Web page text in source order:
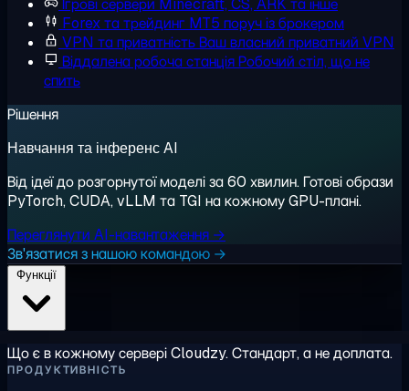
Ігрові сервери Minecraft, CS, ARK та інше
Forex та трейдинг MT5 поруч із брокером
VPN та приватністьВаш власний приватний VPN
Віддалена робоча станціяРобочий стіл, що не
спить
Рішення
Навчання та інференс AI
Від ідеї до розгорнутої моделі за 60 хвилин. Готові образи
PyTorch, CUDA, vLLM та TGI на кожному GPU-плані.
Переглянути AI-навантаження →
Зв'язатися з нашою командою →
Що є в кожному сервері Cloudzy. Стандарт, а не доплата.
ПРОДУКТИВНІСТЬ